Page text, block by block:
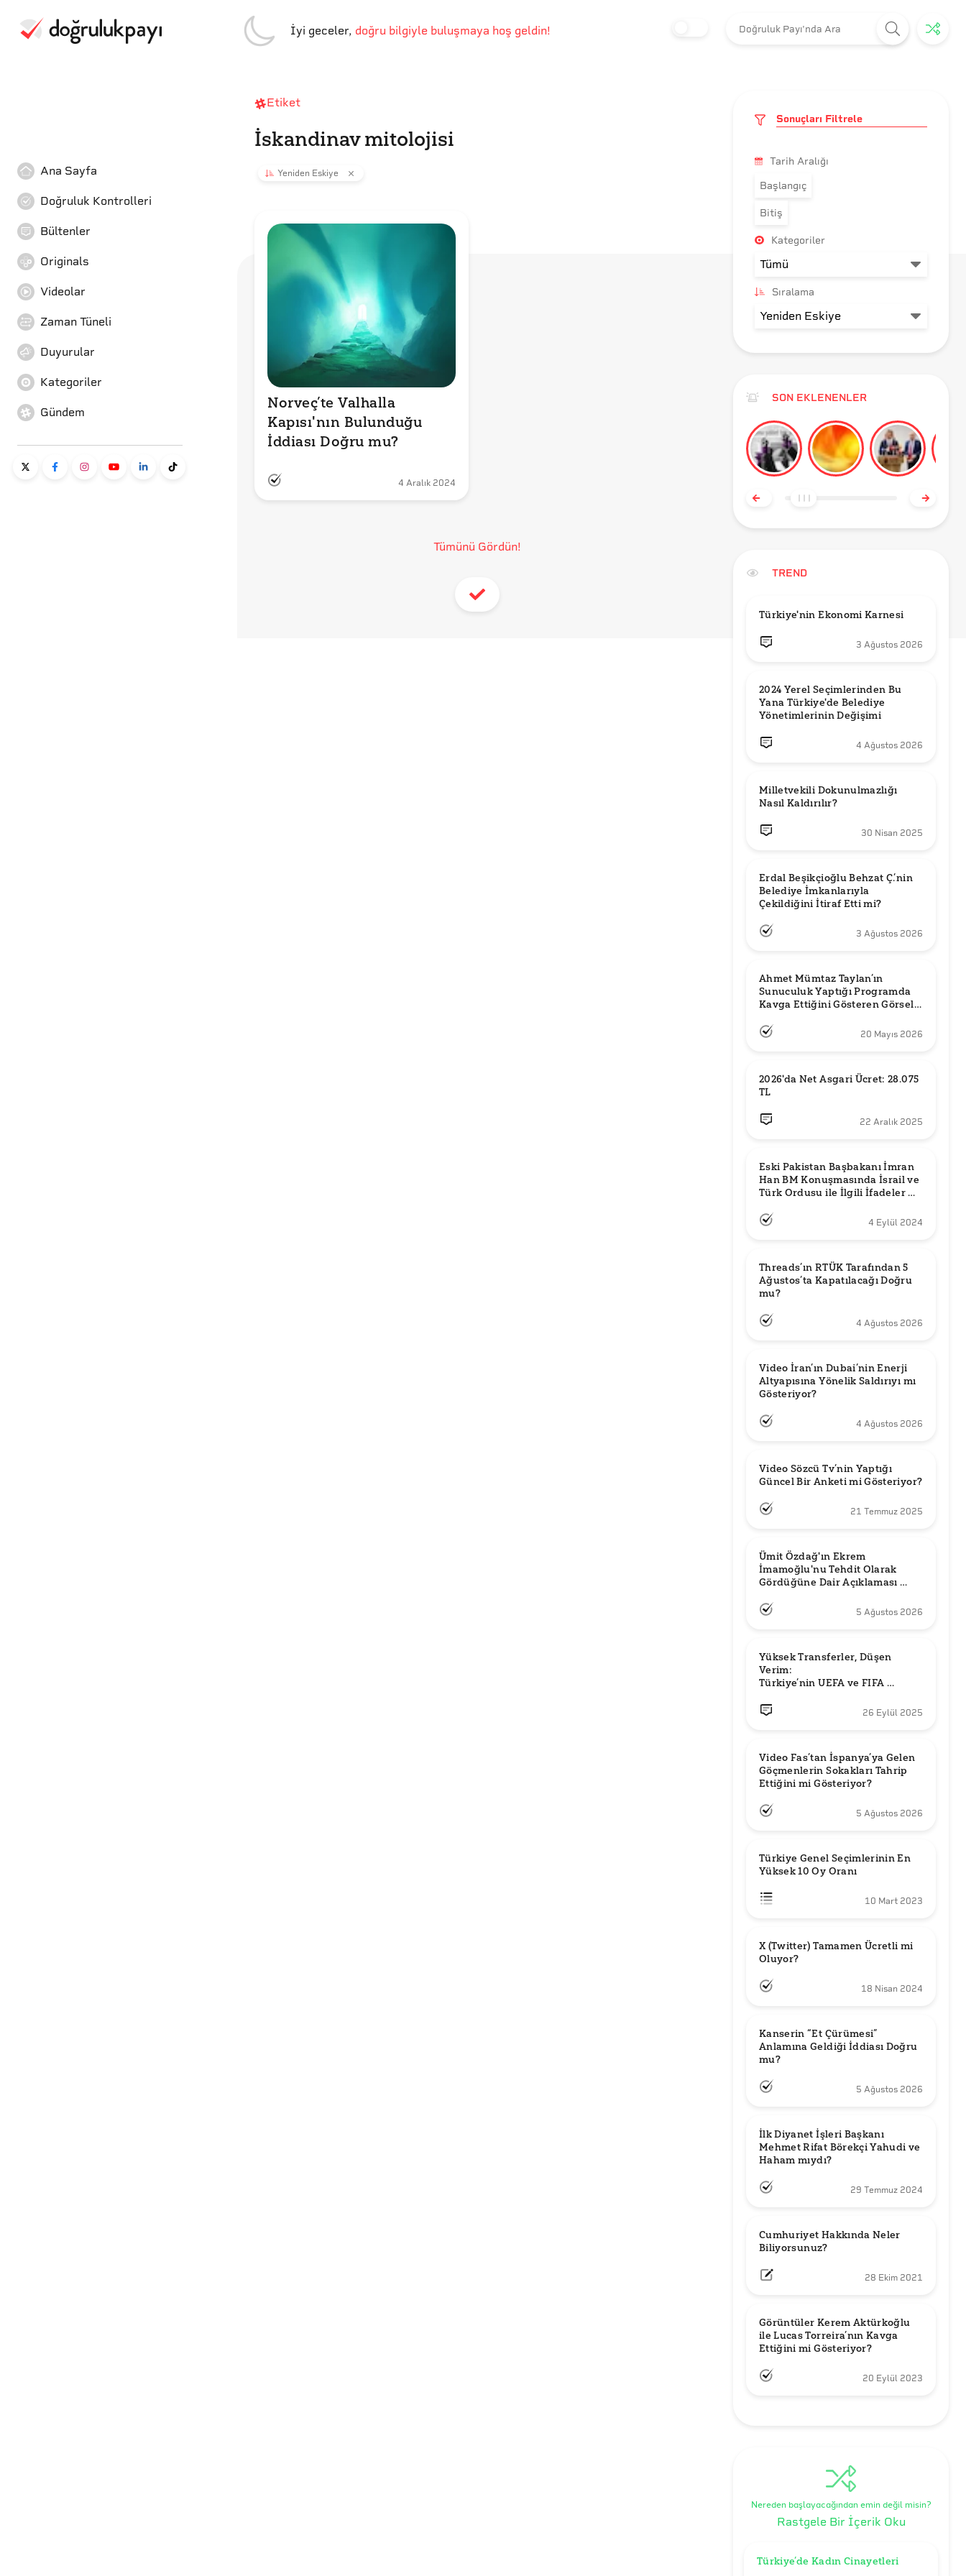
İyi geceler, doğru bilgiyle buluşmaya hoş geldin!
Ana Sayfa
Doğruluk Kontrolleri
Bültenler
Originals
Videolar
Zaman Tüneli
Duyurular
Kategoriler
Gündem
Etiket
İskandinav mitolojisi
Yeniden Eskiye
Norveç’te Valhalla
Kapısı'nın Bulunduğu
İddiası Doğru mu?
4 Aralık 2024
Tümünü Gördün!
Sonuçları Filtrele
Tarih Aralığı
Başlangıç
Bitiş
Kategoriler
Sıralama
SON EKLENENLER
TREND
Türkiye'nin Ekonomi Karnesi
3 Ağustos 2026
2024 Yerel Seçimlerinden Bu
Yana Türkiye'de Belediye
Yönetimlerinin Değişimi
4 Ağustos 2026
Milletvekili Dokunulmazlığı
Nasıl Kaldırılır?
30 Nisan 2025
Erdal Beşikçioğlu Behzat Ç.’nin
Belediye İmkanlarıyla
3 Ağustos 2026
Ahmet Mümtaz Taylan’ın
Sunuculuk Yaptığı Programda
Kavga Ettiğini Gösteren Görsel
20 Mayıs 2026
2026'da Net Asgari Ücret: 28.075
TL
22 Aralık 2025
Eski Pakistan Başbakanı İmran
Han BM Konuşmasında İsrail ve
Türk Ordusu ile İlgili İfadeler mi
4 Eylül 2024
Threads’ın RTÜK Tarafından 5
Ağustos’ta Kapatılacağı Doğru
mu?
4 Ağustos 2026
Video İran’ın Dubai’nin Enerji
Altyapısına Yönelik Saldırıyı mı
Gösteriyor?
4 Ağustos 2026
Video Sözcü Tv’nin Yaptığı
Güncel Bir Anketi mi Gösteriyor?
21 Temmuz 2025
Ümit Özdağ'ın Ekrem
İmamoğlu'nu Tehdit Olarak
Gördüğüne Dair Açıklaması
5 Ağustos 2026
Yüksek Transferler, Düşen
Verim:
Türkiye’nin UEFA ve FIFA
26 Eylül 2025
Video Fas’tan İspanya’ya Gelen
Göçmenlerin Sokakları Tahrip
Ettiğini mi Gösteriyor?
5 Ağustos 2026
Türkiye Genel Seçimlerinin En
Yüksek 10 Oy Oranı
10 Mart 2023
X (Twitter) Tamamen Ücretli mi
Oluyor?
18 Nisan 2024
Kanserin “Et Çürümesi”
Anlamına Geldiği İddiası Doğru
mu?
5 Ağustos 2026
İlk Diyanet İşleri Başkanı
Mehmet Rifat Börekçi Yahudi ve
Haham mıydı?
29 Temmuz 2024
Cumhuriyet Hakkında Neler
Biliyorsunuz?
28 Ekim 2021
Görüntüler Kerem Aktürkoğlu
ile Lucas Torreira’nın Kavga
Ettiğini mi Gösteriyor?
20 Eylül 2023
Nereden başlayacağından emin değil misin?
Rastgele Bir İçerik Oku
Türkiye’de Kadın Cinayetleri